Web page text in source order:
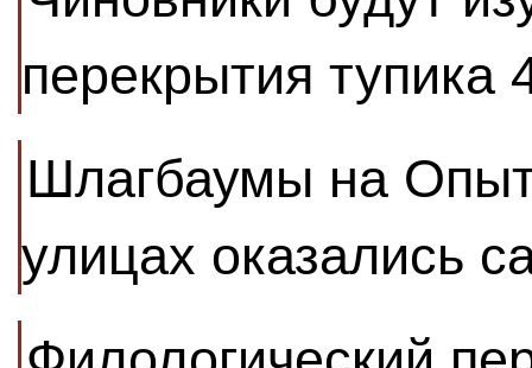
перекрытия тупика
Шлагбаумы на
улицах оказались